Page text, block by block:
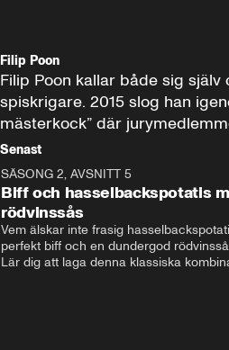
Filip Poon
Filip Poon kallar både sig själv
spiskrigare. 2015 slog han
mästerkock” där
erbjöd honom jobb i
guld ihop med ”Stockholm
en av Sveriges största
Tiktok. I sitt Godare-program
rätter som krispig fish-taco,
pasta.
Senast
SÄSONG 2, AVSNITT 5
Biff och hasselbackspotatis
rödvinssås
Vem älskar inte frasig
perfekt biff och en dundergod
Lär dig att laga denna klassiska